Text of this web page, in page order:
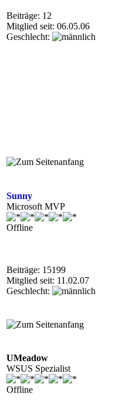
Beiträge: 12
Mitglied seit: 06.05.06
Geschlecht:
Sunny
Microsoft MVP
Offline
Beiträge: 15199
Mitglied seit: 11.02.07
Geschlecht:
UMeadow
WSUS Spezialist
Offline